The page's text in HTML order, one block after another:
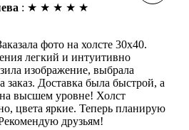
: ★ ★ ★ ★ ★
фото на холсте 30х40.
легкий и интуитивно
изображение, выбрала
заказ. Доставка была быстрой, а
на высшем уровне! Холст
цвета яркие. Теперь планирую
друзьям!